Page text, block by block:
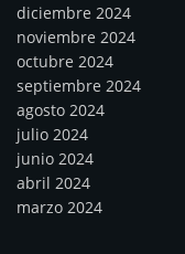
diciembre 2024
noviembre 2024
octubre 2024
septiembre 2024
agosto 2024
julio 2024
junio 2024
abril 2024
marzo 2024